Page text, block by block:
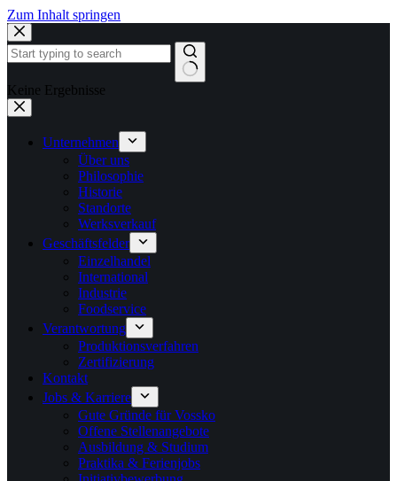
Zum Inhalt springen
Keine Ergebnisse
Unternehmen
Über uns
Philosophie
Historie
Standorte
Werksverkauf
Geschäftsfelder
Einzelhandel
International
Industrie
Foodservice
Verantwortung
Produktionsverfahren
Zertifizierung
Kontakt
Jobs & Karriere
Gute Gründe für Vossko
Offene Stellenangebote
Ausbildung & Studium
Praktika & Ferienjobs